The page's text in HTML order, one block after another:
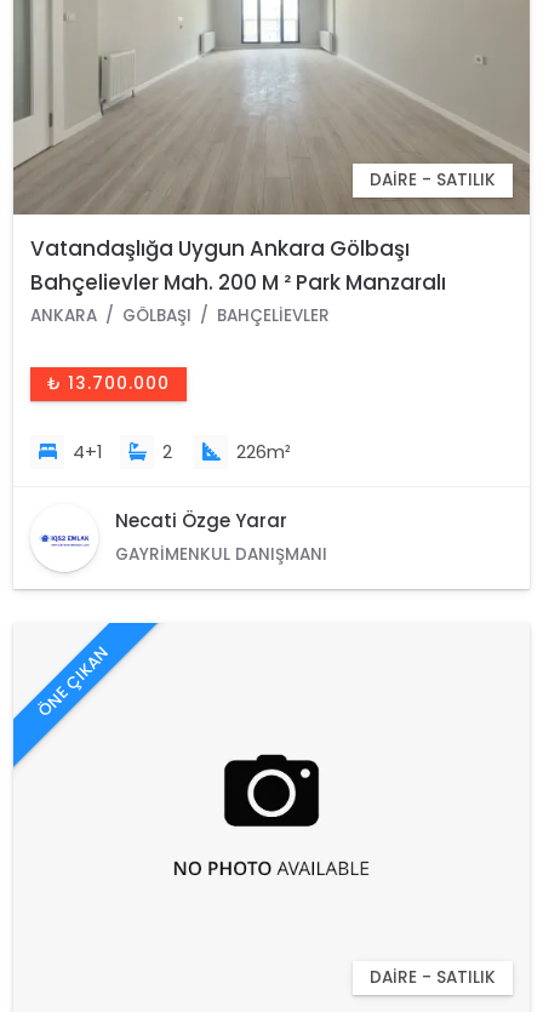
DAIRE - SATILIK
Vatandaşlığa Uygun Ankara Gölbaşı
Bahçelievler Mah. 200 M ² Park Manzaralı
Arakat Lüks Satılık Daire
ANKARA GÖLBAŞI BAHÇELIEVLER
₺ 13.700.000
4+1 2 226m²
Necati Özge Yarar
GAYRIMENKUL DANIŞMANI
ÖNE ÇIKAN
DAIRE - SATILIK